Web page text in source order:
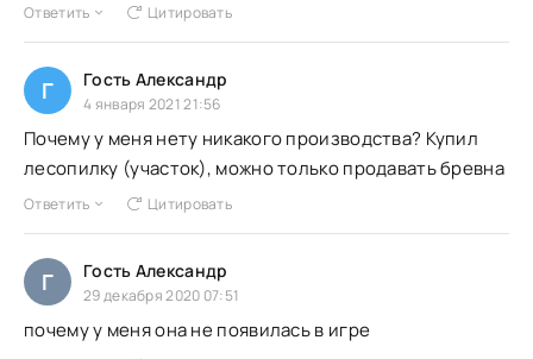
Ответить Цитировать
Г Гость Александр
4 января 2021 21:56
Почему у меня нету никакого производства? Купил
лесопилку (участок), можно только продавать бревна
Ответить Цитировать
Г Гость Александр
29 декабря 2020 07:51
почему у меня она не появилась в игре